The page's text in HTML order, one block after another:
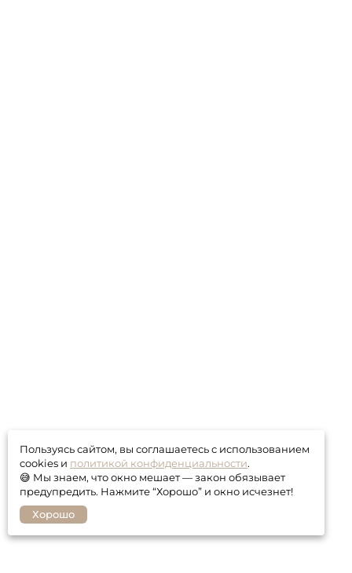
Пользуясь сайтом, вы соглашаетесь с использованием
cookies и политикой конфиденциальности.
😅 Мы знаем, что окно мешает — закон обязывает
предупредить. Нажмите “Хорошо” и окно исчезнет!
Хорошо